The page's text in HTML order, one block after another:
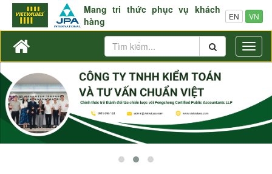
Mang tri thức phục vụ khách
hàng
EN VN